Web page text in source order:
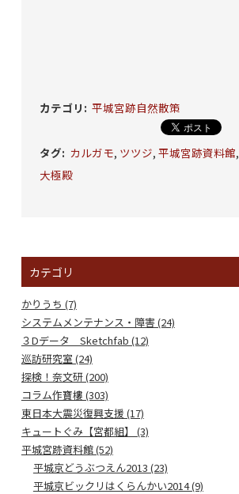
カテゴリ : 平城宮跡自然散策
タグ: カルガモ, ツツジ, 平城宮跡資料館,
大極殿
カテゴリ
かりうち (7)
システムメンテナンス・障害 (24)
３Dデータ Sketchfab (12)
巡訪研究室 (24)
探検！奈文研 (200)
コラム作寶樓 (303)
東日本大震災復興支援 (17)
キュートぐみ【宮都組】 (3)
平城宮跡資料館 (52)
平城京どうぶつえん2013 (23)
平城京ビックリはくらんかい2014 (9)